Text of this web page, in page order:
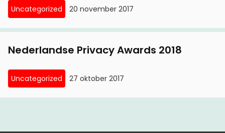
Uncategorized 20 november 2017
Nederlandse Privacy Awards 2018
Uncategorized 27 oktober 2017